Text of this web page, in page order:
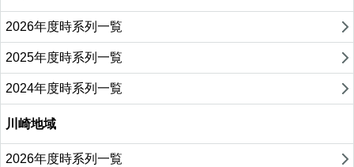
2026年度時系列一覧
2025年度時系列一覧
2024年度時系列一覧
川崎地域
2026年度時系列一覧